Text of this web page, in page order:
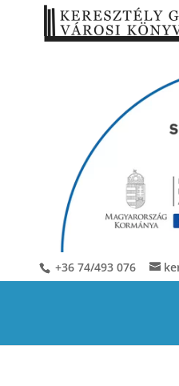
+36 74/493 076